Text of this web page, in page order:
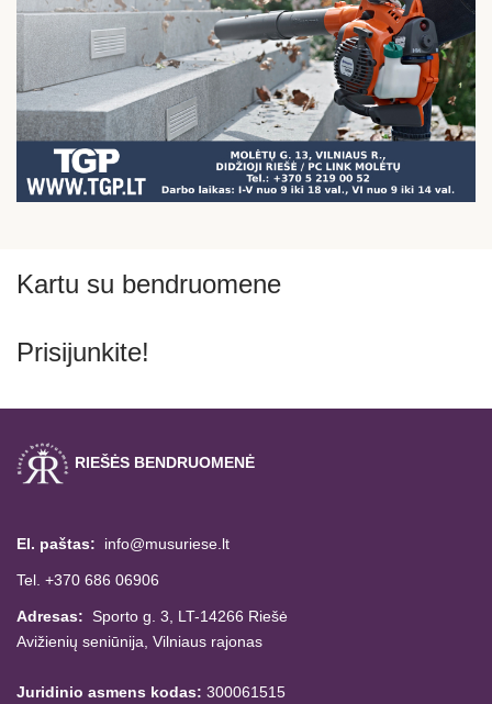
Kartu su bendruomene
Prisijunkite!
RIEŠĖS BENDRUOMENĖ
El. paštas: info@musuriese.lt
Tel. +370 686 06906
Adresas: Sporto g. 3, LT-14266 Riešė
Avižienių seniūnija, Vilniaus rajonas
Juridinio asmens kodas: 300061515